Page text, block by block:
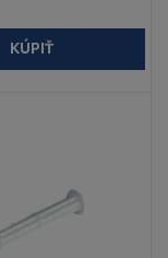
KÚPIŤ